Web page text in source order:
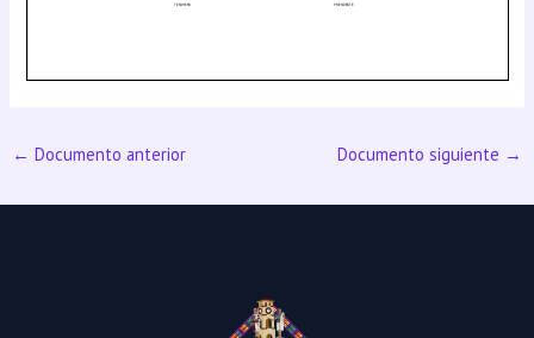
← Documento anterior Documento siguiente →